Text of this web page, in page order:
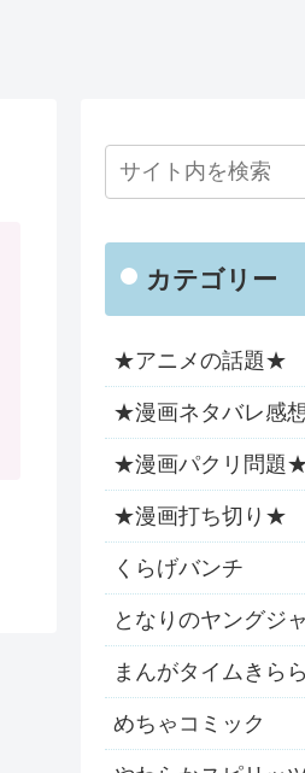
カテゴリー
★アニメの話題★
★漫画ネタバレ感
★漫画パクリ問題
★漫画打ち切り★
くらげバンチ
となりのヤングジ
まんがタイムきらら
めちゃコミック